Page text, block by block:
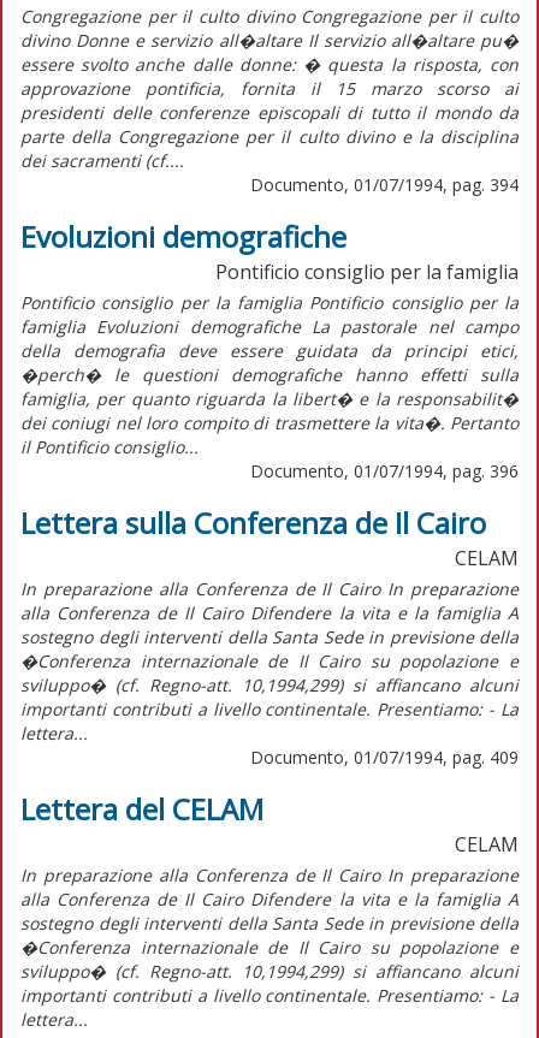
Congregazione per il culto divino Congregazione per il culto
divino Donne e servizio all�altare Il servizio all�altare pu�
essere svolto anche dalle donne: � questa la risposta, con
approvazione pontificia, fornita il 15 marzo scorso ai
presidenti delle conferenze episcopali di tutto il mondo da
parte della Congregazione per il culto divino e la disciplina
dei sacramenti (cf....
Documento, 01/07/1994, pag. 394
Evoluzioni demografiche
Pontificio consiglio per la famiglia
Pontificio consiglio per la famiglia Pontificio consiglio per la
famiglia Evoluzioni demografiche La pastorale nel campo
della demografia deve essere guidata da principi etici,
�perch� le questioni demografiche hanno effetti sulla
famiglia, per quanto riguarda la libert� e la responsabilit�
dei coniugi nel loro compito di trasmettere la vita�. Pertanto
il Pontificio consiglio...
Documento, 01/07/1994, pag. 396
Lettera sulla Conferenza de Il Cairo
CELAM
In preparazione alla Conferenza de Il Cairo In preparazione
alla Conferenza de Il Cairo Difendere la vita e la famiglia A
sostegno degli interventi della Santa Sede in previsione della
�Conferenza internazionale de Il Cairo su popolazione e
sviluppo� (cf. Regno-att. 10,1994,299) si affiancano alcuni
importanti contributi a livello continentale. Presentiamo: - La
lettera...
Documento, 01/07/1994, pag. 409
Lettera del CELAM
CELAM
In preparazione alla Conferenza de Il Cairo In preparazione
alla Conferenza de Il Cairo Difendere la vita e la famiglia A
sostegno degli interventi della Santa Sede in previsione della
�Conferenza internazionale de Il Cairo su popolazione e
sviluppo� (cf. Regno-att. 10,1994,299) si affiancano alcuni
importanti contributi a livello continentale. Presentiamo: - La
lettera...